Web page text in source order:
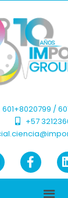
601+8020799 /
+57